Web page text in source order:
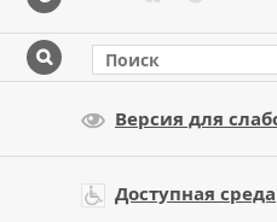
Версия для
Доступная среда